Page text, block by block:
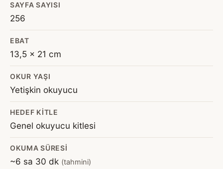
SAYFA SAYISI
256
EBAT
13,5 x 21 cm
OKUR YAŞI
Yetişkin okuyucu
HEDEF KITLE
Genel okuyucu kitlesi
OKUMA SÜRESI
~6 sa 30 dk (tahmini)